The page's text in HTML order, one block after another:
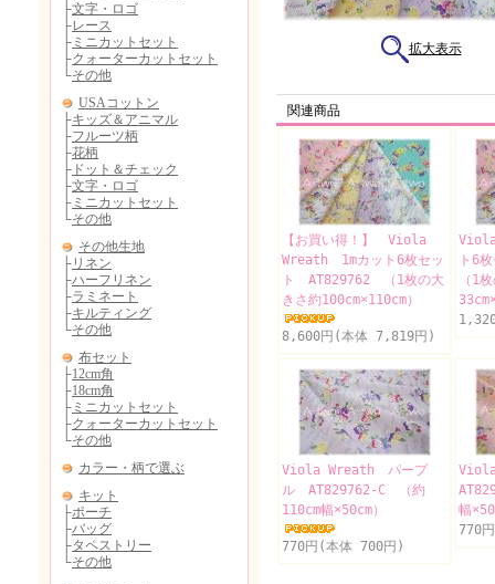
拡大表示
関連商品
【お買い得！】 Viola
Wreath 1mカット6枚セッ
ト AT829762 （1枚の大
きさ約100cm×110cm）
8,600円(本体 7,819円)
ト6
（1
Viola Wreath パープ
ル AT829762-C （約
110cm幅×50cm）
770円(本体 700円)
幅
770